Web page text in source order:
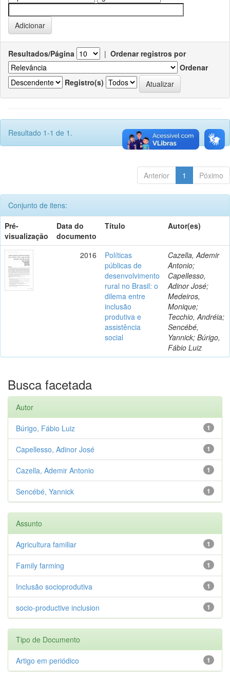
Resultados/Página | Ordenar registros por
Ordenar
Registro(s)
Resultado 1-1 de 1.
Anterior 1 Póximo
Conjunto de itens:
Pré-
visualização
Data do
documento
Título Autor(es)
2016
Políticas
públicas de
desenvolvimento
rural no Brasil: o
dilema entre
inclusão
produtiva e
assistência
social
Cazella, Ademir
Antonio;
Capellesso,
Adinor José;
Medeiros,
Monique;
Tecchio, Andréia;
Sencébé,
Yannick; Búrigo,
Fábio Luiz
Busca facetada
Autor
1
Búrigo, Fábio Luiz
1
Capellesso, Adinor José
1
Cazella, Ademir Antonio
1
Sencébé, Yannick
Assunto
1
Agricultura familiar
1
Family farming
1
Inclusão socioprodutiva
1
socio-productive inclusion
Tipo de Documento
1
Artigo em periódico